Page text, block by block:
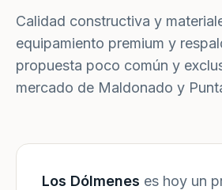
Calidad constructiva y
equipamiento premium y
propuesta poco común y
mercado de Maldonado y
Los Dólmenes es hoy un